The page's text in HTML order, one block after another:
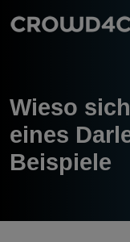
Wieso
eines
Beispiele